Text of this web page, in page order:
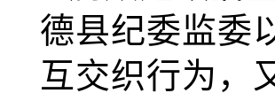
德县纪委监委
互交织行为，